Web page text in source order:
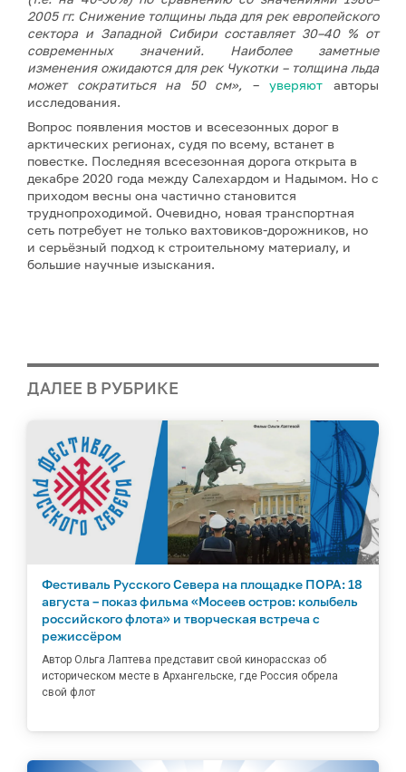
2005 гг. Снижение толщины льда для рек европейского
сектора и Западной Сибири составляет 30–40 % от
современных значений. Наиболее заметные
изменения ожидаются для рек Чукотки – толщина льда
может сократиться на 50 см», –уверяют авторы
исследования.
Вопрос появления мостов и всесезонных дорог в
арктических регионах, судя по всему, встанет в
повестке. Последняя всесезонная дорога открыта в
декабре 2020 года между Салехардом и Надымом. Но с
приходом весны она частично становится
труднопроходимой. Очевидно, новая транспортная
сеть потребует не только вахтовиков-дорожников, но
и серьёзный подход к строительному материалу, и
большие научные изыскания.
ДАЛЕЕ В РУБРИКЕ
Фестиваль Русского Севера на площадке ПОРА: 18
августа – показ фильма «Мосеев остров: колыбель
российского флота» и творческая встреча с
режиссёром
Автор Ольга Лаптева представит свой кинорассказ об
историческом месте в Архангельске, где Россия обрела
свой флот